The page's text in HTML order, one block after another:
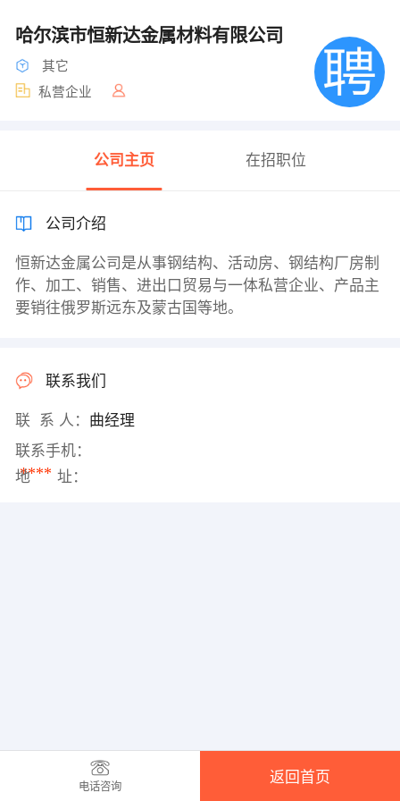
哈尔滨市恒新达金属材料有限公司
其它
私营企业
公司主页 在招职位
公司介绍
恒新达金属公司是从事钢结构、活动房、钢结构厂房制
作、加工、销售、进出口贸易与一体私营企业、产品主
要销往俄罗斯远东及蒙古国等地。
联系我们
联 系 人： 曲经理
联系手机：
****
地 址：
电话咨询
返回首页